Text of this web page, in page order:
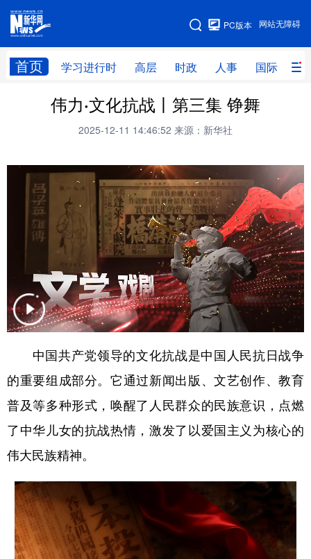
网站无障碍
PC版本
首页 学习进行时 高层 时政 人事 国际 财
网站地图
学习进行时 高层 时政 人事
财经 网评
科技 科创 量子 体育
文化 书画 健康 军事
视频 图片 政务
法律 中央文件 金融 汽车
食品 人居 信息化 数字经济
公益 一带一路 亚太网 上市公司
文化产业
地方频道
北京 天津 河北 山西
伟力·文化抗战丨第三集 铮舞
2025-12-11 14:46:52 来源：新华社
中国共产党领导的文化抗战是中国人民抗日战争
的重要组成部分。它通过新闻出版、文艺创作、教育
普及等多种形式，唤醒了人民群众的民族意识，点燃
了中华儿女的抗战热情，激发了以爱国主义为核心的
伟大民族精神。